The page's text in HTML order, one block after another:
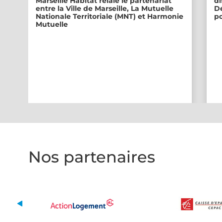
entre la Ville de Marseille, La Mutuelle
Nationale Territoriale (MNT) et Harmonie
Mutuelle
Nos partenaires